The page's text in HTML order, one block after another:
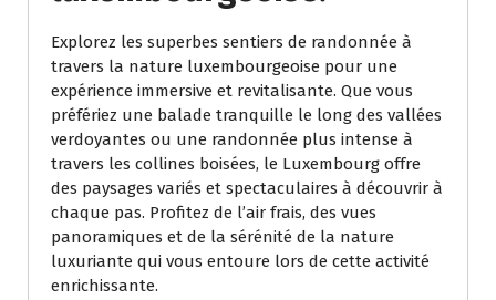
Explorez les superbes sentiers de randonnée à
travers la nature luxembourgeoise pour une
expérience immersive et revitalisante. Que vous
préfériez une balade tranquille le long des vallées
verdoyantes ou une randonnée plus intense à
travers les collines boisées, le Luxembourg offre
des paysages variés et spectaculaires à découvrir à
chaque pas. Profitez de l’air frais, des vues
panoramiques et de la sérénité de la nature
luxuriante qui vous entoure lors de cette activité
enrichissante.